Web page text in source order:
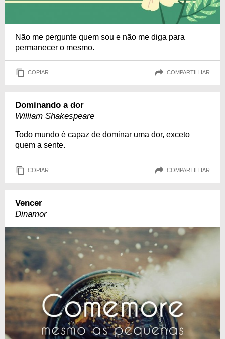
Não me pergunte quem sou e não me diga para
permanecer o mesmo.
COPIAR COMPARTILHAR
Dominando a dor
William Shakespeare
Todo mundo é capaz de dominar uma dor, exceto
quem a sente.
COPIAR COMPARTILHAR
Vencer
Dinamor